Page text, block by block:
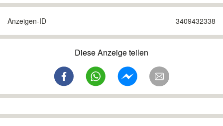
Anzeigen-ID 3409432338
Diese Anzeige teilen